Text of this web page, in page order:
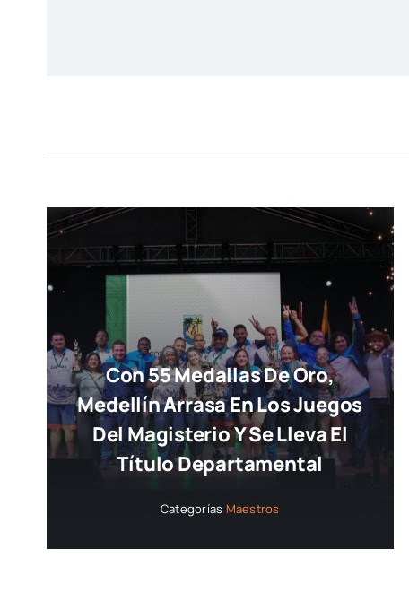
Con 55 Medallas De Oro,
Medellín Arrasa En Los Juegos
Del Magisterio Y Se Lleva El
Título Departamental
Categorías Maestros